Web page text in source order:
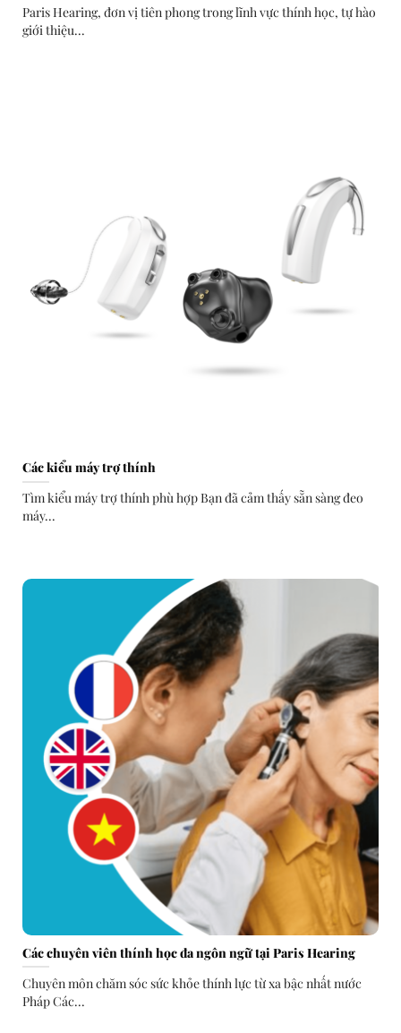
Paris Hearing, đơn vị tiên phong trong lĩnh vực thính học, tự hào
giới thiệu...
Các kiểu máy trợ thính
Tìm kiểu máy trợ thính phù hợp Bạn đã cảm thấy sẵn sàng đeo
máy...
Các chuyên viên thính học đa ngôn ngữ tại Paris Hearing
Chuyên môn chăm sóc sức khỏe thính lực từ xa bậc nhất nước
Pháp Các...